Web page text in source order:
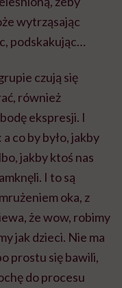
wytrząsając
podskakując…
czują się
również
ekspresji. I
co by było, jakby
jakby ktoś nas
I to są
oka, z
że wow, robimy
jak dzieci. Nie ma
prostu się bawili,
do procesu